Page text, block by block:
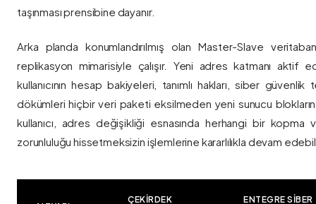
taşınması prensibine dayanır.
Arka planda konumlandırılmış olan Master-Slave
replikasyon mimarisiyle çalışır. Yeni adres katmanı aktif
kullanıcının hesap bakiyeleri, tanımlı hakları, siber
dökümleri hiçbir veri paketi eksilmeden yeni sunucu
kullanıcı, adres değişikliği esnasında herhangi bir
zorunluluğu hissetmeksizin işlemlerine kararlılıkla devam
ÇEKIRDEK
ENTEGRE SIBER